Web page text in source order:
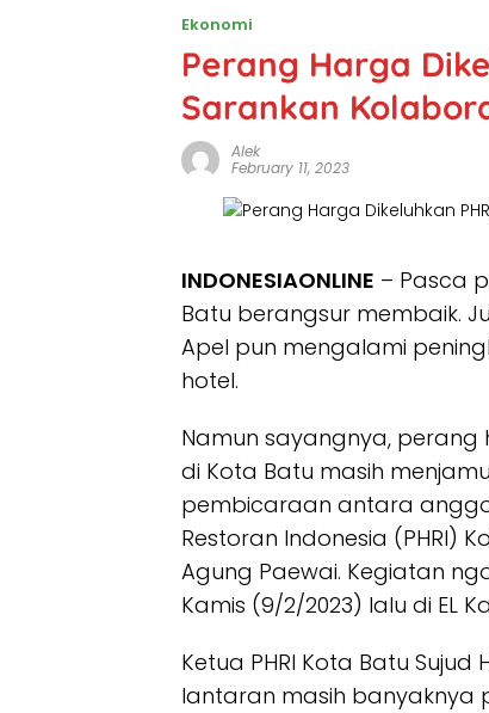
Ekonomi
Perang Harga
Sarankan
Alek
February 11, 2023
INDONESIAONLINE – Pasca
Batu berangsur membaik.
Apel pun mengalami
hotel.
Namun sayangnya,
di Kota Batu masih
pembicaraan antara
Restoran Indonesia (PHRI)
Agung Paewai. Kegiatan
Kamis (9/2/2023) lalu di EL
Ketua PHRI Kota Batu
lantaran masih banyaknya